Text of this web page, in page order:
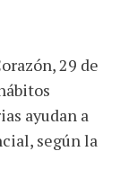
29 de
ayudan a
según la